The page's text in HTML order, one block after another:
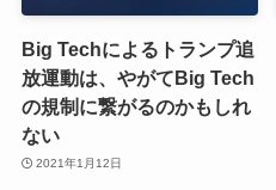
Big Techによるトランプ追
放運動は、やがてBig Tech
の規制に繋がるのかもしれ
ない
2021年1月12日